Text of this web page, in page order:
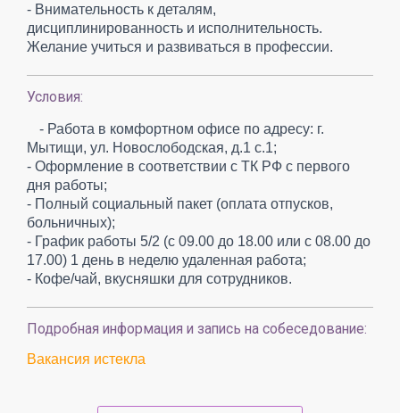
- Внимательность к деталям,
дисциплинированность и исполнительность.
Желание учиться и развиваться в профессии.
Условия:
- Работа в комфортном офисе по адресу: г.
Мытищи, ул. Новослободская, д.1 с.1;
- Оформление в соответствии с ТК РФ с первого
дня работы;
- Полный социальный пакет (оплата отпусков,
больничных);
- График работы 5/2 (с 09.00 до 18.00 или с 08.00 до
17.00) 1 день в неделю удаленная работа;
- Кофе/чай, вкусняшки для сотрудников.
Подробная информация и запись на собеседование:
Вакансия истекла